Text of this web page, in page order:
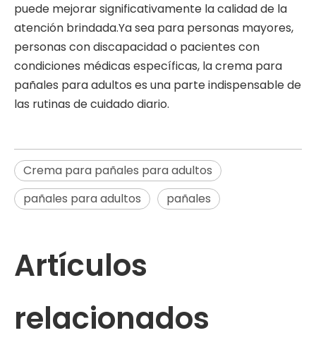
puede mejorar significativamente la calidad de la
atención brindada.Ya sea para personas mayores,
personas con discapacidad o pacientes con
condiciones médicas específicas, la crema para
pañales para adultos es una parte indispensable de
las rutinas de cuidado diario.
Crema para pañales para adultos
pañales para adultos
pañales
Artículos
relacionados